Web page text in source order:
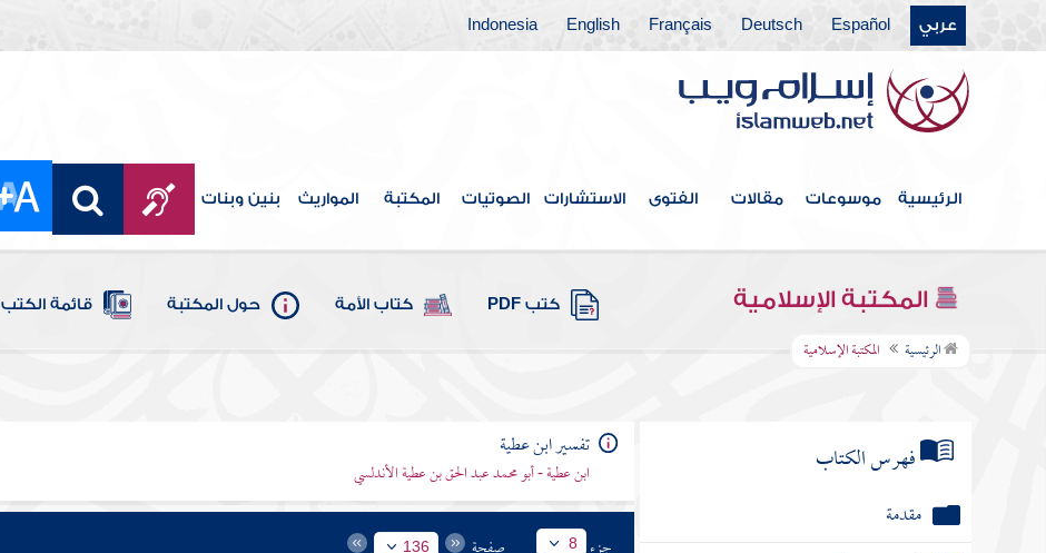
عربي Español
Deutsch
Français
English
Indonesia
الرئيسية موسوعات مقالات الفتوى الاستشارات الصوتيات المكتبة المواريث بنين وبنات
المكتبة الإسلامية كتب PDF كتاب الأمة حول المكتبة قائمة الكتب
الرئيسية المكتبة الإسلامية
فهرس الكتاب
مقدمة
تفسير ابن عطية
ابن عطية - أبو محمد عبد الحق بن عطية الأندلسي
8
136